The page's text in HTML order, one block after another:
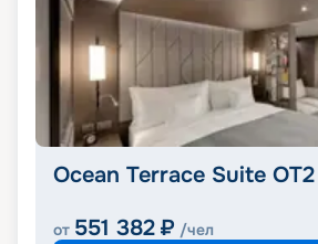
Ocean Terrace Suite
от 551 382 ₽ /чел